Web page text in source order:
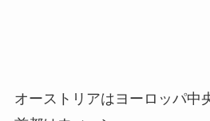
オーストリアはヨーロッパ中